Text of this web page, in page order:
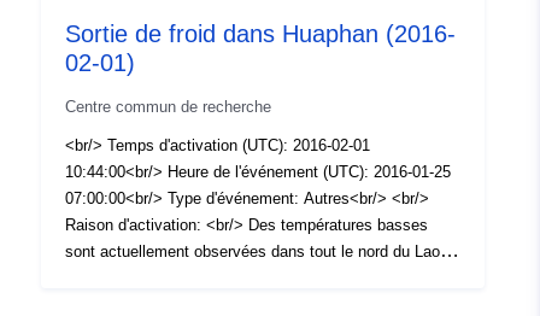
Sortie de froid dans Huaphan (2016-
02-01)
Centre commun de recherche
<br/> Temps d'activation (UTC): 2016-02-01
10:44:00<br/> Heure de l'événement (UTC): 2016-01-25
07:00:00<br/> Type d'événement: Autres<br/> <br/>
Raison d'activation: <br/> Des températures basses
sont actuellement observées dans tout le nord du Laos.